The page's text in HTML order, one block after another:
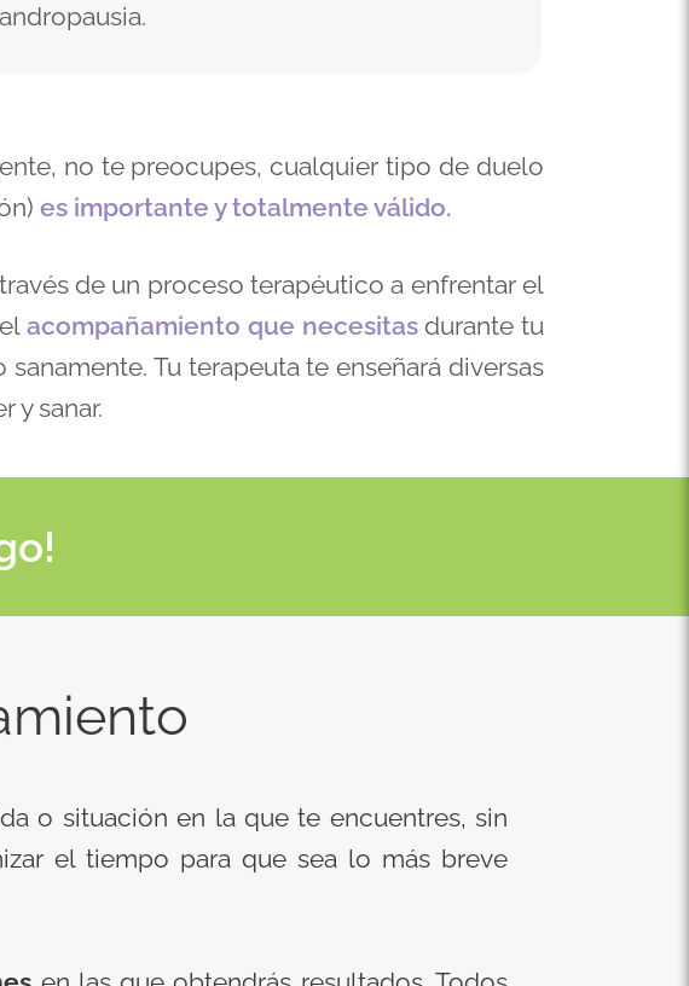
no te preocupes, cualquier tipo de duelo
es importante y totalmente válido.
de un proceso terapéutico a enfrentar el
elacompañamiento que necesitasdurante tu
Tu terapeuta te enseñará diversas
y sanar.
o situación en la que te encuentres, sin
el tiempo para que sea lo más breve